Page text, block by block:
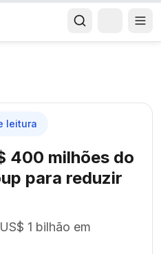
leitura
400 milhões do
para reduzir
1 bilhão em